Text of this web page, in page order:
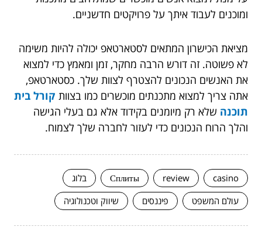
ומוכנים לעבוד איתך על פרויקטים חדשניים.
מציאת הכישרון המתאים לסטארטאפ יכולה להיות משימה
לא פשוטה. זה דורש הרבה מחקר, זמן ומאמץ כדי למצוא
את האנשים הנכונים להצטרף לצוות שלך. כסטארטאפ,
אתה צריך למצוא מתכנתים מוכשרים כמו בצוות קורל בית
תוכנה שלא רק מיומנים בקידוד אלא גם בעלי הגישה
והלך הרוח הנכונים כדי לעזור לחברה שלך לצמוח.
casino
review
Сплиты
בלוג
עולם המשפט
פיננסים שיווק וטכנולוגיה